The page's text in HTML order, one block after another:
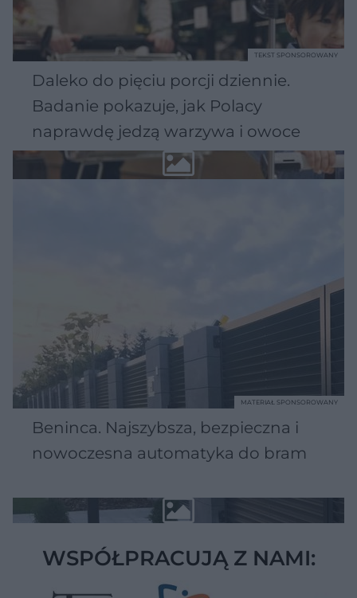
Daleko do pięciu porcji dziennie.
Badanie pokazuje, jak Polacy
naprawdę jedzą warzywa i owoce
TEKST SPONSOROWANY
Beninca. Najszybsza, bezpieczna i
nowoczesna automatyka do bram
MATERIAŁ SPONSOROWANY
WSPÓŁPRACUJĄ Z NAMI: